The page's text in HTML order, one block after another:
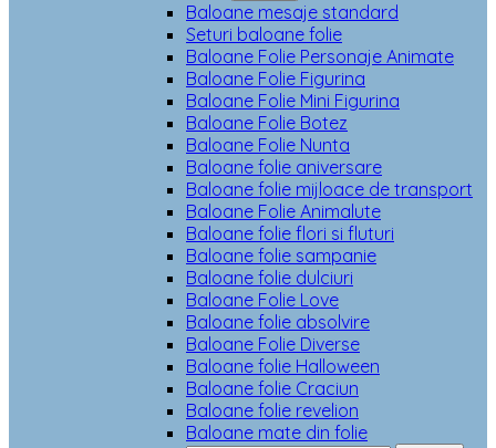
Baloane mesaje standard
Seturi baloane folie
Baloane Folie Personaje Animate
Baloane Folie Figurina
Baloane Folie Mini Figurina
Baloane Folie Botez
Baloane Folie Nunta
Baloane folie aniversare
Baloane folie mijloace de transport
Baloane Folie Animalute
Baloane folie flori si fluturi
Baloane folie sampanie
Baloane folie dulciuri
Baloane Folie Love
Baloane folie absolvire
Baloane Folie Diverse
Baloane folie Halloween
Baloane folie Craciun
Baloane folie revelion
Baloane mate din folie